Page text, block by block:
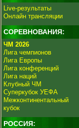
Live-результаты
Онлайн трансляции
СОРЕВНОВАНИЯ:
ЧМ 2026
Лига чемпионов
Лига Европы
Лига конференций
Лига наций
Клубный ЧМ
Суперкубок УЕФА
Межконтинентальный
кубок
РОССИЯ: